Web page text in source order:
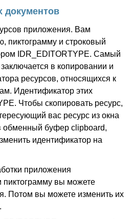
документов
приложения. Вам
пиктограмму и строковый
IDR_EDITORTYPE. Самый
в копировании и
ресурсов, относящихся к
Идентификатор этих
Чтобы скопировать ресурс,
вас ресурс из окна
обменный буфер clipboard,
идентификатор на
приложения
вы можете
Потом вы можете изменить их